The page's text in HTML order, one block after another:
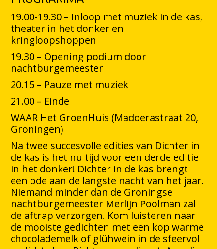
19.00-19.30 – Inloop met muziek in de kas,
theater in het donker en
kringloopshoppen
19.30 – Opening podium door
nachtburgemeester
20.15 – Pauze met muziek
21.00 – Einde
WAAR Het GroenHuis (Madoerastraat 20,
Groningen)
Na twee succesvolle edities van Dichter in
de kas is het nu tijd voor een derde editie
in het donker! Dichter in de kas brengt
een ode aan de langste nacht van het jaar.
Niemand minder dan de Groningse
nachtburgemeester Merlijn Poolman zal
de aftrap verzorgen. Kom luisteren naar
de mooiste gedichten met een kop warme
chocolademelk of glühwein in de sfeervol